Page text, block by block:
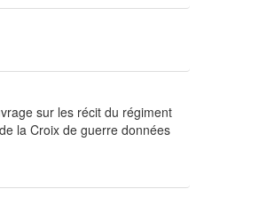
sur les récit du régiment
la Croix de guerre données